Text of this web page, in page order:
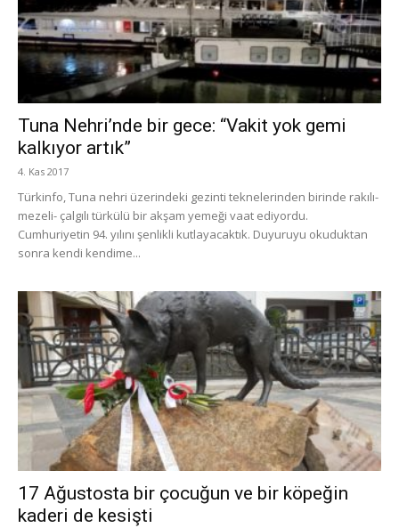
Tuna Nehri’nde bir gece: “Vakit yok gemi
kalkıyor artık”
4. Kas 2017
Türkinfo, Tuna nehri üzerindeki gezinti teknelerinden birinde rakılı-
mezeli- çalgılı türkülü bir akşam yemeği vaat ediyordu.
Cumhuriyetin 94. yılını şenlikli kutlayacaktık. Duyuruyu okuduktan
sonra kendi kendime...
17 Ağustosta bir çocuğun ve bir köpeğin
kaderi de kesişti